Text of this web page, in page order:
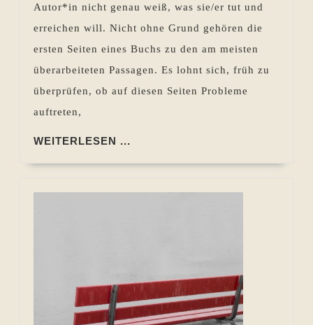
Autor*in nicht genau weiß, was sie/er tut und
erreichen will. Nicht ohne Grund gehören die
ersten Seiten eines Buchs zu den am meisten
überarbeiteten Passagen. Es lohnt sich, früh zu
überprüfen, ob auf diesen Seiten Probleme
auftreten,
WEITERLESEN ...